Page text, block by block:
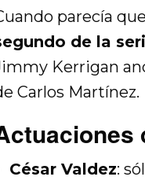
parecía
de la
Kerrigan
Carlos Martínez.
César Valdez: